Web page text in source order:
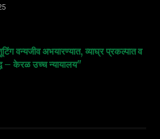
वन्यजीव अभयारण्यात, व्याघ्र प्रकल्पात व
– केरळ उच्च न्यायालय"